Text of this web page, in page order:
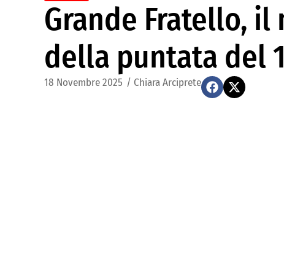
Grande Fratello,
della puntata del
18 Novembre 2025 / Chiara Arciprete